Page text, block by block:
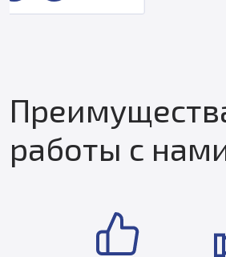
работы с